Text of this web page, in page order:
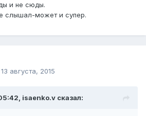
и не сюды.
слышал-может и супер.
13 августа, 2015
isaenko.v сказал: